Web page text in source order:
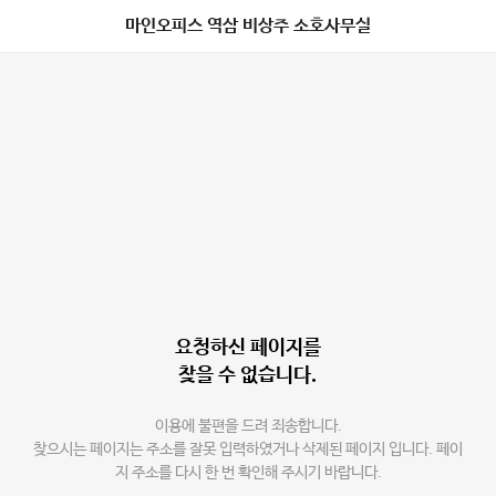
마인오피스 역삼 비상주 소호사무실
요청하신 페이지를
찾을 수 없습니다.
이용에 불편을 드려 죄송합니다.
찾으시는 페이지는 주소를 잘못 입력하였거나 삭제된 페이지 입니다. 페이
지 주소를 다시 한 번 확인해 주시기 바랍니다.